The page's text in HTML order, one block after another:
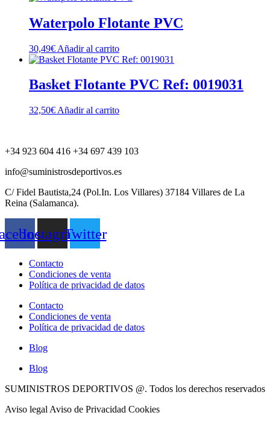
Waterpolo Flotante PVC
30,49€ Añadir al carrito
Basket Flotante PVC Ref: 0019031
32,50€ Añadir al carrito
+34 923 604 416 +34 697 439 103
info@suministrosdeportivos.es
C/ Fidel Bautista,24 (Pol.In. Los Villares) 37184 Villares de La
Reina (Salamanca).
InstagramTwitter
Contacto
Condiciones de venta
Política de privacidad de datos
Contacto
Condiciones de venta
Política de privacidad de datos
Blog
Blog
SUMINISTROS DEPORTIVOS @. Todos los derechos reservados
Aviso legal Aviso de Privacidad Cookies